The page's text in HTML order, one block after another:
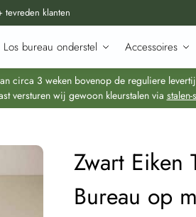
klanten
Los bureau onderstel Accessoires
Zoeken
circa 3 weken bovenop de reguliere
versturen wij gewoon kleurstalen via
Zwart Eiken
Bureau op